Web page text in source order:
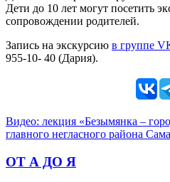
Дети до 10 лет могут посетить
сопровождении родителей.
Запись на экскурсию в группе
955-10- 40 (Дария).
Видео: лекция «Безымянка –
главного негласного района
ОТ А ДО Я